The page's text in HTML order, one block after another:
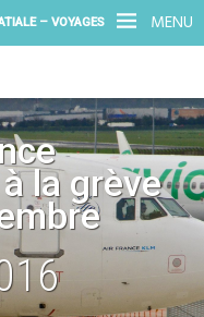
MENU
– VOYAGES
la grève